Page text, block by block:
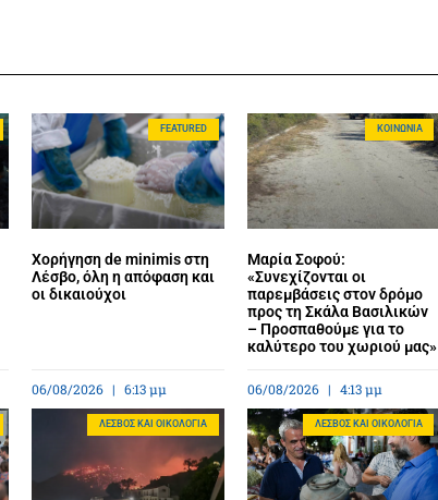
FEATURED
Χορήγηση de minimis στη
Λέσβο, όλη η απόφαση και
οι δικαιούχοι
06/08/2026 6:13 μμ
ΚΟΙΝΩΝΊΑ
Μαρία Σοφού:
«Συνεχίζονται οι
παρεμβάσεις στον δρόμο
προς τη Σκάλα Βασιλικών
– Προσπαθούμε για το
καλύτερο του χωριού μας»
06/08/2026 4:13 μμ
ΛΈΣΒΟΣ ΚΑΙ ΟΙΚΟΛΟΓΊΑ ΛΈΣΒΟΣ ΚΑΙ ΟΙΚΟΛΟΓΊΑ